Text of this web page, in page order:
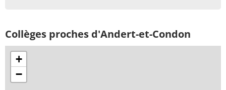
Collèges proches d'Andert-et-Condon
+
−